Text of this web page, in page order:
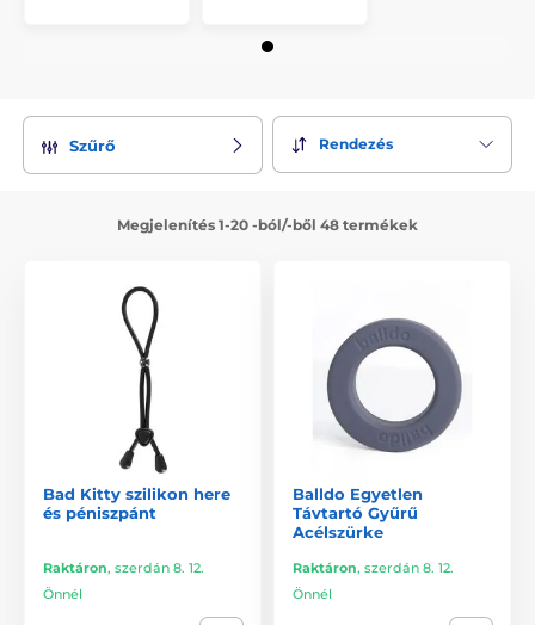
Szűrő Rendezés
Megjelenítés 1-20 -ból/-ből 48 termékek
Bad Kitty szilikon here
és péniszpánt
Raktáron, szerdán 8. 12.
Önnél
Balldo Egyetlen
Távtartó Gyűrű
Acélszürke
Raktáron, szerdán 8. 12.
Önnél